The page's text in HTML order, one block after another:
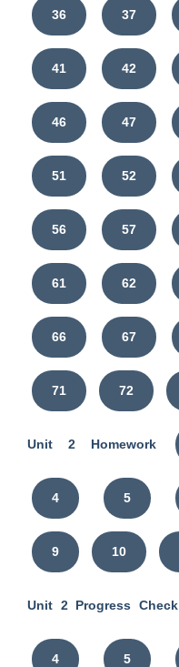
36 37
41 42
46 47
51 52
56 57
61 62
66 67
71 72
Unit 2 Homework
4 5
9 10
Unit 2 Progress Check
4 5